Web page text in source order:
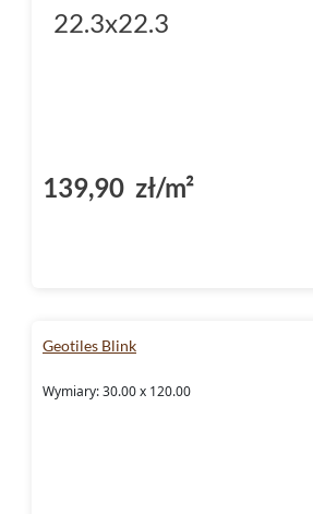
22.3x22.3
139,90 zł/m²
Geotiles Blink
Wymiary: 30.00 x 120.00